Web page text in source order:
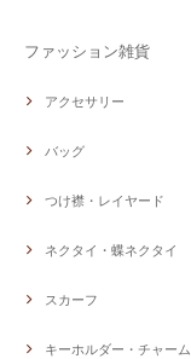
ファッション雑貨
アクセサリー
バッグ
つけ襟・レイヤード
ネクタイ・蝶ネクタイ
スカーフ
キーホルダー・チャーム